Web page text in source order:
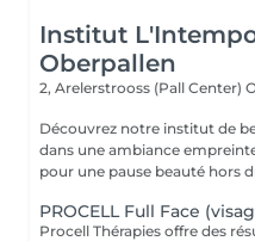
Institut
Oberpallen
2, Arelerstrooss (Pall Center)
Découvrez notre institut de
dans une ambiance
pour une pause beauté hors
PROCELL Full Face